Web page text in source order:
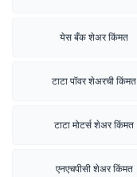
येस बँक शेअर किंमत
टाटा पॉवर शेअरची किंमत
टाटा मोटर्स शेअर किंमत
एनएचपीसी शेअर किंमत